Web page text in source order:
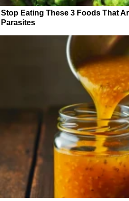
Stop Eating These 3 Foods That
Parasites